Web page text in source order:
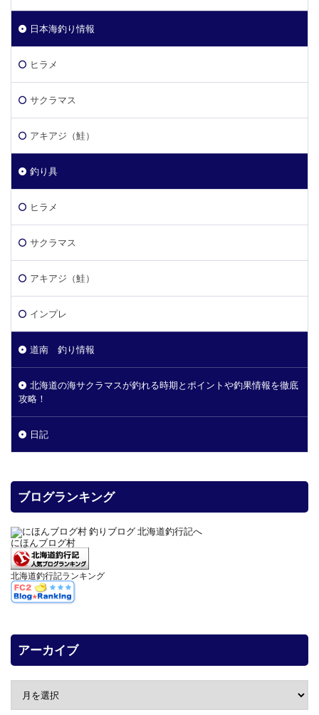
日本海釣り情報
ヒラメ
サクラマス
アキアジ（鮭）
釣り具
ヒラメ
サクラマス
アキアジ（鮭）
インプレ
道南 釣り情報
北海道の海サクラマスが釣れる時期とポイントや釣果情報を徹底
攻略！
日記
ブログランキング
にほんブログ村
北海道釣行記ランキング
アーカイブ